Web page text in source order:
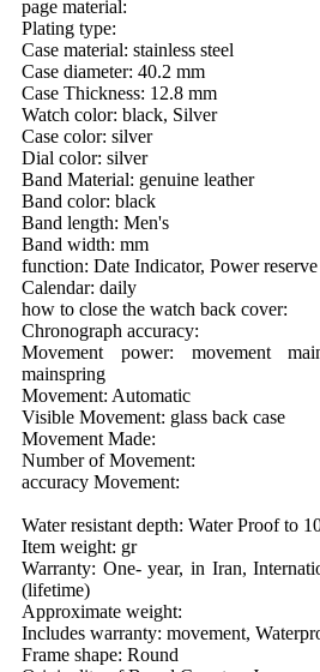
page material:
Plating type:
Case material: stainless steel
Case diameter: 40.2 mm
Case Thickness: 12.8 mm
Watch color: black, Silver
Case color: silver
Dial color: silver
Band Material: genuine leather
Band color: black
Band length: Men's
Band width: mm
function: Date Indicator, Power
Calendar: daily
how to close the watch back cover:
Chronograph accuracy:
Movement power: movement
mainspring
Movement: Automatic
Visible Movement: glass back case
Movement Made:
Number of Movement:
accuracy Movement:
Water resistant depth: Water Proof to
Item weight: gr
Warranty: One- year, in Iran,
(lifetime)
Approximate weight:
Includes warranty: movement,
Frame shape: Round